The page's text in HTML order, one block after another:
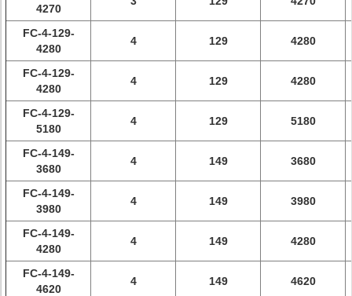
4270
FC-4-129-
4280
4 129 4280
FC-4-129-
4280
4 129 4280
FC-4-129-
5180
4 129 5180
FC-4-149-
3680
4 149 3680
FC-4-149-
3980
4 149 3980
FC-4-149-
4280
4 149 4280
FC-4-149-
4620
4 149 4620